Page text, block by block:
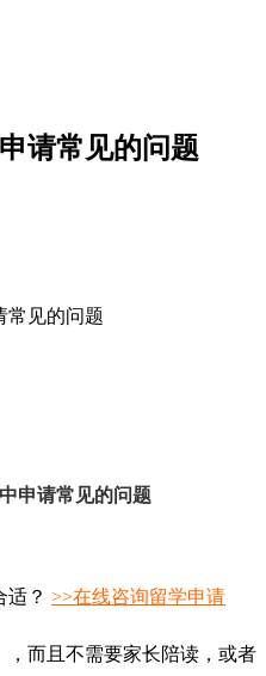
请常见的问题
常见的问题
申请常见的问题
？ >>在线咨询留学申请
而且不需要家长陪读，或者